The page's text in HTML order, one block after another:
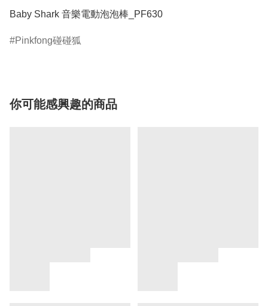
Baby Shark 音樂電動泡泡棒_PF630
Pinkfong碰碰狐
你可能感興趣的商品